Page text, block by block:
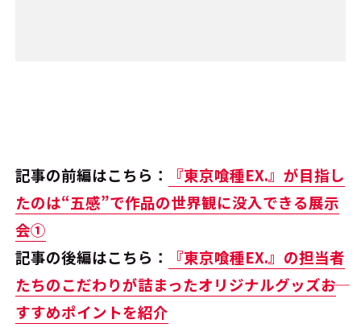
記事の前編はこちら：
『東京喰種EX.』が目指し
たのは“五感”で作品の世界観に没入できる展示
会①
記事の後編はこちら：
『東京喰種EX.』の担当者
たちのこだわりが詰まったオリジナルグッズ――お
すすめポイントを紹介